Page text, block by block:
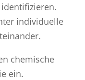
individuelle
chemische
ein.